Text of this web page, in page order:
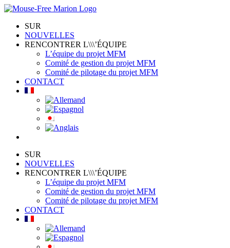
Skip
contentSUR
NOUVELLES
RENCONTRER L\\\’ÉQUIPE
L’équipe du projet MFM
Comité de gestion du projet MFM
Comité de pilotage du projet MFM
CONTACT
SUR
NOUVELLES
RENCONTRER L\\\’ÉQUIPE
L’équipe du projet MFM
Comité de gestion du projet MFM
Comité de pilotage du projet MFM
CONTACT